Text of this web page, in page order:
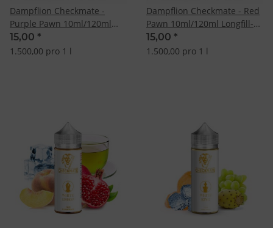
Dampflion Checkmate -
Purple Pawn 10ml/120ml
Longfill-Aroma
15,00 *
1.500,00 pro 1 l
Dampflion Checkmate - Red
Pawn 10ml/120ml Longfill-
Aroma
15,00 *
1.500,00 pro 1 l